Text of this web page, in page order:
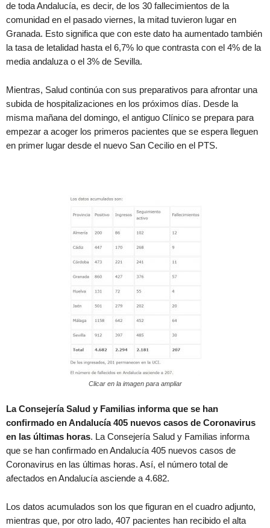
de toda Andalucía, es decir, de los 30 fallecimientos de la
comunidad en el pasado viernes, la mitad tuvieron lugar en
Granada. Esto significa que con este dato ha aumentado también
la tasa de letalidad hasta el 6,7% lo que contrasta con el 4% de la
media andaluza o el 3% de Sevilla.
Mientras, Salud continúa con sus preparativos para afrontar una
subida de hospitalizaciones en los próximos días. Desde la
misma mañana del domingo, el antiguo Clínico se prepara para
empezar a acoger los primeros pacientes que se espera lleguen
en primer lugar desde el nuevo San Cecilio en el PTS.
Clicar en la imagen para ampliar
La Consejería Salud y Familias informa que se han
confirmado en Andalucía 405 nuevos casos de Coronavirus
en las últimas horas. La Consejería Salud y Familias informa
que se han confirmado en Andalucía 405 nuevos casos de
Coronavirus en las últimas horas. Así, el número total de
afectados en Andalucía asciende a 4.682.
Los datos acumulados son los que figuran en el cuadro adjunto,
mientras que, por otro lado, 407 pacientes han recibido el alta